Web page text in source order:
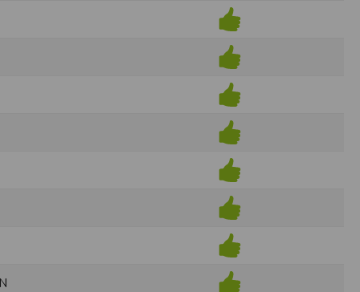
l’utilisateur, qui assume la totalité des
et des performances en terme de temps
tout sans droit à indemnités. L’utilisateur